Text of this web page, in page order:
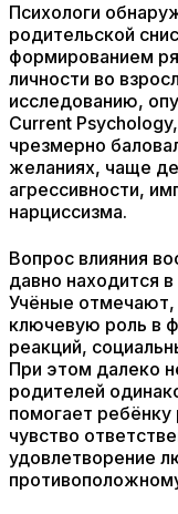
Психологи
родительской
формированием
личности во
исследованию,
Current Psychology,
чрезмерно
желаниях, чаще
агрессивности,
нарциссизма.
Вопрос влияния
давно находится
Учёные отмечают,
ключевую роль в
реакций,
При этом далеко
родителей
помогает ребёнку
чувство
удовлетворение